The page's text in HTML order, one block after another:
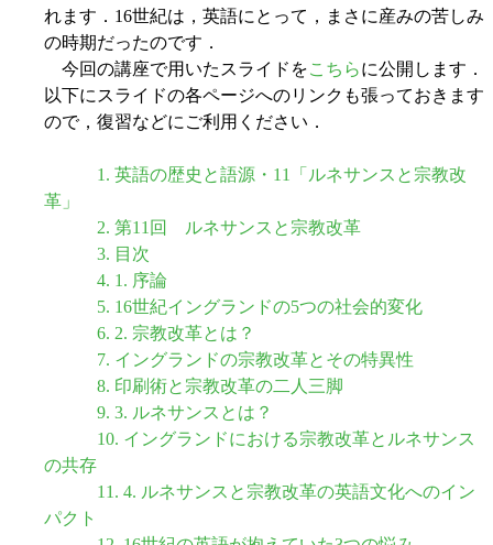
れます．16世紀は，英語にとって，まさに産みの苦しみ
の時期だったのです．
今回の講座で用いたスライドをこちらに公開します．
以下にスライドの各ページへのリンクも張っておきます
ので，復習などにご利用ください．
1. 英語の歴史と語源・11「ルネサンスと宗教改
革」
2. 第11回 ルネサンスと宗教改革
3. 目次
4. 1. 序論
5. 16世紀イングランドの5つの社会的変化
6. 2. 宗教改革とは？
7. イングランドの宗教改革とその特異性
8. 印刷術と宗教改革の二人三脚
9. 3. ルネサンスとは？
10. イングランドにおける宗教改革とルネサンス
の共存
11. 4. ルネサンスと宗教改革の英語文化へのイン
パクト